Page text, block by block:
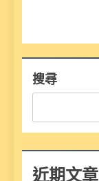
搜尋
近期文章